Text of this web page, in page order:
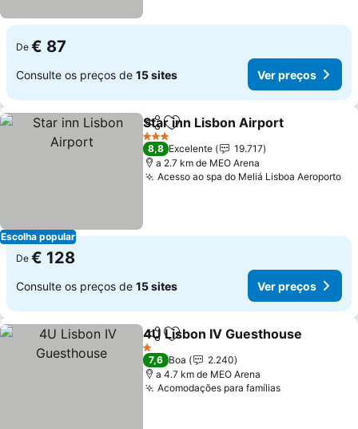
De € 87
Consulte os preços de 15 sites Ver preços
Escolha popular
PartilharAdicionar aos favoritos
Star inn Lisbon Airport
3 Estrelas
8,8 Excelente
19.717
a 2.7 km de MEO Arena
Acesso ao spa do Meliá Lisboa Aeroporto
De € 128
Consulte os preços de 15 sites Ver preços
PartilharAdicionar aos favoritos
4U Lisbon IV Guesthouse
1 Estrelas
7,6 Boa
2.240
a 4.7 km de MEO Arena
Acomodações para famíliasVer preços